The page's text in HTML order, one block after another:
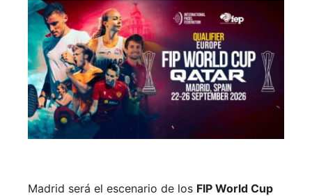
Madrid será el escenario de los FIP World Cup